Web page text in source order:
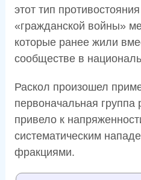
этот тип
«гражданской войны»
которые ранее жили
сообществе в
Раскол произошел
первоначальная группа
привело к
систематическим
фракциями.